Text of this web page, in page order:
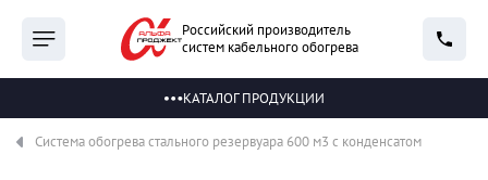
Российский производитель
систем кабельного обогрева
КАТАЛОГ ПРОДУКЦИИ
Система обогрева стального резервуара 600 м3 с конденсатом